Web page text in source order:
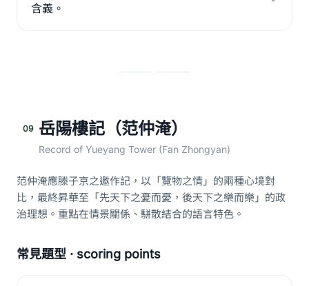
含義。
09 岳陽樓記（范仲淹）
Record of Yueyang Tower (Fan Zhongyan)
范仲淹應滕子京之邀作記，以「覽物之情」的兩種心境對
比，最終昇華至「先天下之憂而憂，後天下之樂而樂」的政
治理想。重點在情景關係、駢散結合的語言特色。
常見題型 · scoring points